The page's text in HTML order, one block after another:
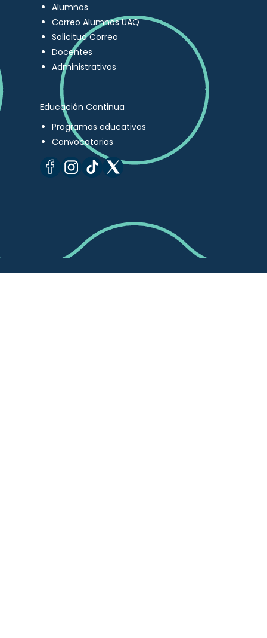
Alumnos
Correo Alumnos UAQ
Solicitud Correo
Docentes
Administrativos
Educación Continua
Programas educativos
Convocatorias